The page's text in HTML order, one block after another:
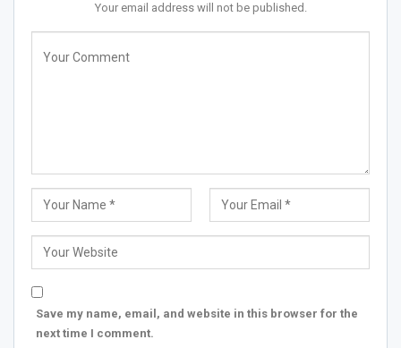
Your email address will not be published.
Save my name, email, and website in this browser for the
next time I comment.